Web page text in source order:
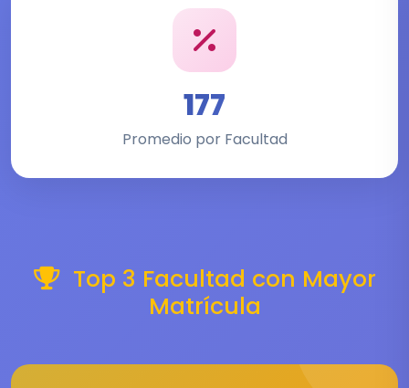
177
Promedio por Facultad
Top 3 Facultad con Mayor
Matrícula